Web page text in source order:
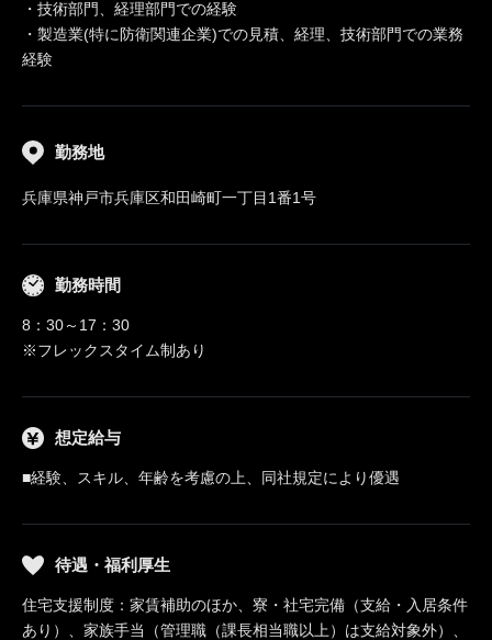
・技術部門、経理部門での経験
・製造業(特に防衛関連企業)での見積、経理、技術部門での業務
経験
勤務地
兵庫県神戸市兵庫区和田崎町一丁目1番1号
勤務時間
8：30～17：30
※フレックスタイム制あり
想定給与
■経験、スキル、年齢を考慮の上、同社規定により優遇
待遇・福利厚生
住宅支援制度：家賃補助のほか、寮・社宅完備（支給・入居条件
あり）、家族手当（管理職（課長相当職以上）は支給対象外）、